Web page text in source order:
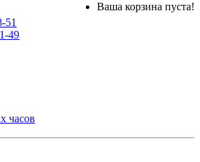
Ваша корзина пуста!
51
49
часов